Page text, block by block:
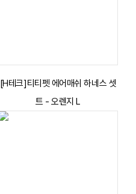
[H테크]티티펫 에어매쉬 하네스 셋
트 - 오렌지 L